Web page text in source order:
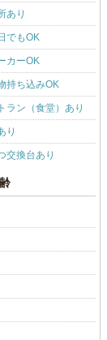
あり
でもOK
カーOK
持ち込みOK
ラン（食堂）あり
り
交換台あり